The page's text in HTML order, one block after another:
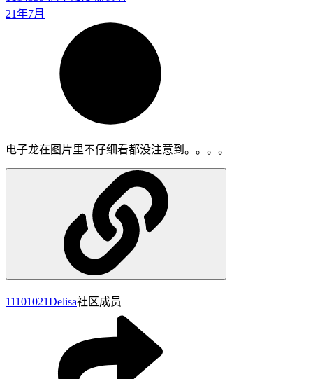
21年7月
电子龙在图片里不仔细看都没注意到。。。。
11101021Delisa社区成员